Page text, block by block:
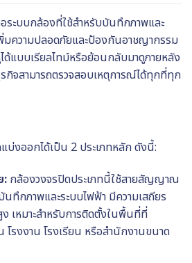
ระบบกล้องที่ใช้สำหรับบันทึกภาพและ
มความปลอดภัยและป้องกันอาชญากรรม
ด้แบบเรียลไทม์หรือย้อนกลับมาดูภายหลัง
กิจสามารถตรวจสอบเหตุการณ์ได้ทุกที่ทุก
บ่งออกได้เป็น 2 ประเภทหลัก ดังนี้:
: กล้องวงจรปิดประเภทนี้ใช้สายสัญญาณ
ทึกภาพและระบบไฟฟ้า มีความเสถียร
เหมาะสำหรับการติดตั้งในพื้นที่ที่
รงงาน โรงเรียน หรือสำนักงานขนาด